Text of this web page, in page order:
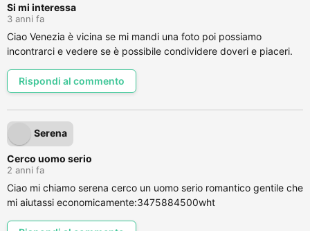
Si mi interessa
3 anni fa
Ciao Venezia è vicina se mi mandi una foto poi possiamo
incontrarci e vedere se è possibile condividere doveri e piaceri.
Rispondi al commento
Serena
Cerco uomo serio
2 anni fa
Ciao mi chiamo serena cerco un uomo serio romantico gentile che
mi aiutassi economicamente:3475884500wht